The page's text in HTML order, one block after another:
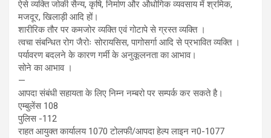
ऐसे व्यक्ति जोकी सैन्य, कृषि, निर्माण और औधोगिक व्यवसाय में श्रमिक,
मजदूर, खिलाड़ी आदि हों।
शारीरिक तौर पर कमजोर व्यक्ति एवं गोटापे से ग्रस्त व्यक्ति ।
त्वचा संबन्धित रोग जैरोः सोरायसिस, पागोसर्गा आदि से प्रभावित व्यक्ति ।
पर्यावरण बदलने के कारण गर्मी के अनुकूलनता का आभाव।
सोने का आभाव ।
—
आपदा संबंधी सहायता के लिए निम्न नम्बरो पर सम्पर्क कर सकते है।
एम्बुलेंस 108
पुलिस -112
राहत आयुक्त कार्यालय 1070 टोलफी/आपदा हेल्प लाइन न0-1077